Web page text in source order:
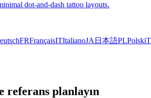
dot-and-dash tattoo layouts.
FRFrançaisITItalianoJA 日本語PLPolski
referans planlayın